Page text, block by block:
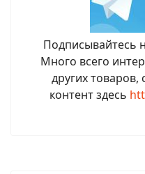
Подписывайтесь
Много всего
других товаров,
контент здесь